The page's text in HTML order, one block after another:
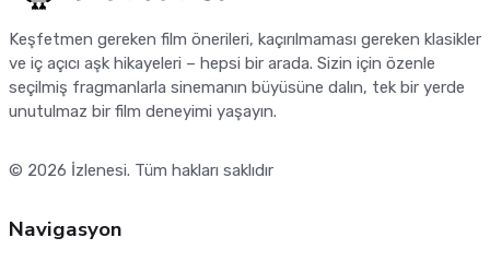
Keşfetmen gereken film önerileri, kaçırılmaması gereken klasikler
ve iç açıcı aşk hikayeleri – hepsi bir arada. Sizin için özenle
seçilmiş fragmanlarla sinemanın büyüsüne dalın, tek bir yerde
unutulmaz bir film deneyimi yaşayın.
© 2026 İzlenesi. Tüm hakları saklıdır
Navigasyon